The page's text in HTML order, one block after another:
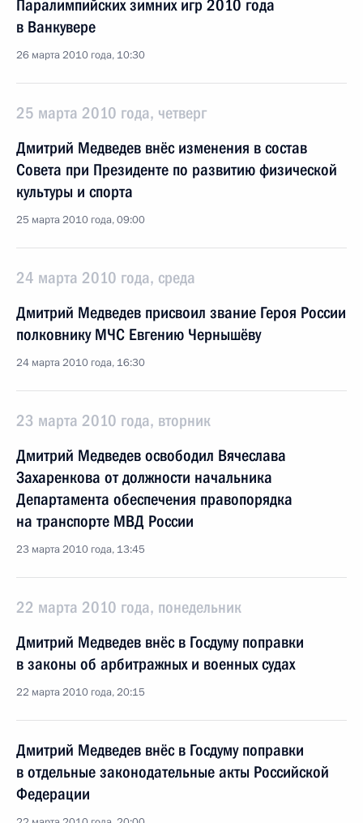
Паралимпийских зимних игр 2010 года
в Ванкувере
26 марта 2010 года, 10:30
25 марта 2010 года, четверг
Дмитрий Медведев внёс изменения в состав
Совета при Президенте по развитию физической
культуры и спорта
25 марта 2010 года, 09:00
24 марта 2010 года, среда
Дмитрий Медведев присвоил звание Героя России
полковнику МЧС Евгению Чернышёву
24 марта 2010 года, 16:30
23 марта 2010 года, вторник
Дмитрий Медведев освободил Вячеслава
Захаренкова от должности начальника
Департамента обеспечения правопорядка
на транспорте МВД России
23 марта 2010 года, 13:45
22 марта 2010 года, понедельник
Дмитрий Медведев внёс в Госдуму поправки
в законы об арбитражных и военных судах
22 марта 2010 года, 20:15
Дмитрий Медведев внёс в Госдуму поправки
в отдельные законодательные акты Российской
Федерации